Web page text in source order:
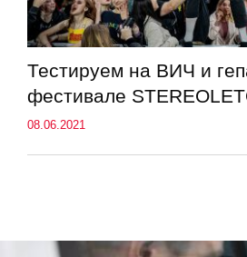
Тестируем на ВИЧ и
фестивале
08.06.2021